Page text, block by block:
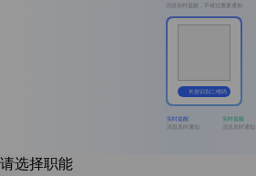
消息实时提醒，不错过重要通知
长按识别二维码
实时提醒
消息及时通知
实时提醒
消息及时通知
请选择职能